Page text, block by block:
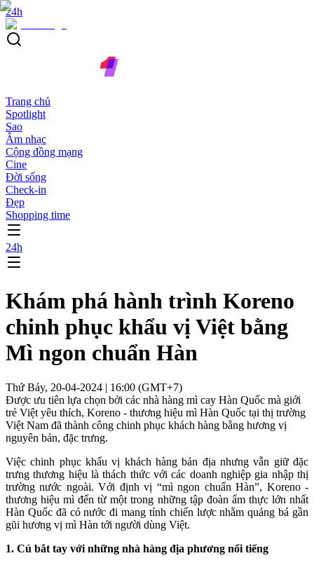
24h
Trang chủ
Spotlight
Sao
Âm nhạc
Cộng đồng mạng
Cine
Đời sống
Check-in
Đẹp
Shopping time
24h
Khám phá hành trình Koreno
chinh phục khẩu vị Việt bằng
Mì ngon chuẩn Hàn
Thứ Bảy, 20-04-2024 | 16:00 (GMT+7)
Được ưu tiên lựa chọn bởi các nhà hàng mì cay Hàn Quốc mà giới
trẻ Việt yêu thích, Koreno - thương hiệu mì Hàn Quốc tại thị trường
Việt Nam đã thành công chinh phục khách hàng bằng hương vị
nguyên bản, đặc trưng.
Việc chinh phục khẩu vị khách hàng bản địa nhưng vẫn giữ đặc
trưng thương hiệu là thách thức với các doanh nghiệp gia nhập thị
trường nước ngoài. Với định vị “mì ngon chuẩn Hàn”, Koreno -
thương hiệu mì đến từ một trong những tập đoàn ẩm thực lớn nhất
Hàn Quốc đã có nước đi mang tính chiến lược nhằm quảng bá gần
gũi hương vị mì Hàn tới người dùng Việt.
1. Cú bắt tay với những nhà hàng địa phương nổi tiếng